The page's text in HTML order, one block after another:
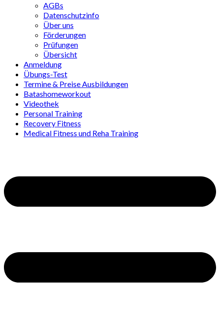
AGBs
Datenschutzinfo
Über uns
Förderungen
Prüfungen
Übersicht
Anmeldung
Übungs-Test
Termine & Preise Ausbildungen
Batashomeworkout
Videothek
Personal Training
Recovery Fitness
Medical Fitness und Reha Training